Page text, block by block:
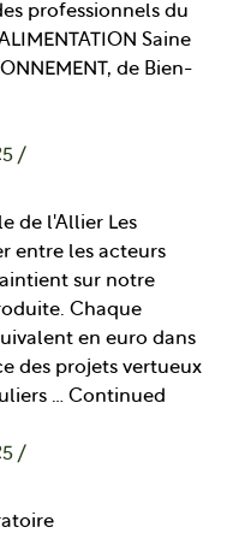
professionnels du
Saine
de Bien-
/
de l'Allier Les
entre les acteurs
sur notre
Chaque
en euro dans
des projets vertueux
… Continued
/